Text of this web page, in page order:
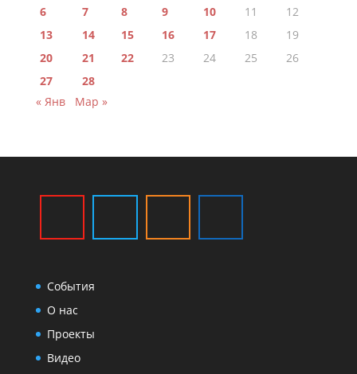
6
7 8 9 10 11
12
13
14 15 16 17 18
19
20
21 22 23 24 25
26
27
28
« Янв
Мар »
События
О нас
Проекты
Видео